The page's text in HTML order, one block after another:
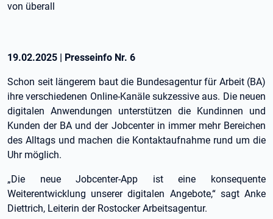
von überall
19.02.2025 | Presseinfo Nr. 6
Schon seit längerem baut die Bundesagentur für Arbeit (BA)
ihre verschiedenen Online-Kanäle sukzessive aus. Die neuen
digitalen Anwendungen unterstützen die Kundinnen und
Kunden der BA und der Jobcenter in immer mehr Bereichen
des Alltags und machen die Kontaktaufnahme rund um die
Uhr möglich.
„Die neue Jobcenter-App ist eine konsequente
Weiterentwicklung unserer digitalen Angebote,“ sagt Anke
Diettrich, Leiterin der Rostocker Arbeitsagentur.